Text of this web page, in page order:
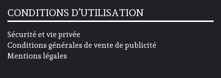
CONDITIONS D’UTILISATION
Sécurité et vie privée
Conditions générales de vente de publicité
Mentions légales